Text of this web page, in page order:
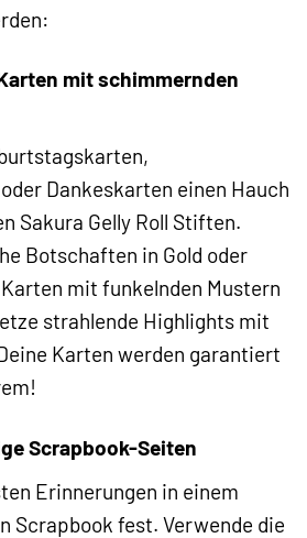
mit schimmernden
Dankeskarten einen Hauch
Sakura Gelly Roll Stiften.
Botschaften in Gold oder
mit funkelnden Mustern
strahlende Highlights mit
Karten werden garantiert
Scrapbook-Seiten
Erinnerungen in einem
Scrapbook fest. Verwende die